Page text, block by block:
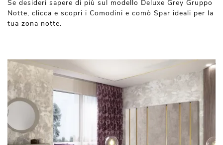
Se desideri sapere di più sul modello Deluxe Grey Gruppo
Notte, clicca e scopri i Comodini e comò Spar ideali per la
tua zona notte.